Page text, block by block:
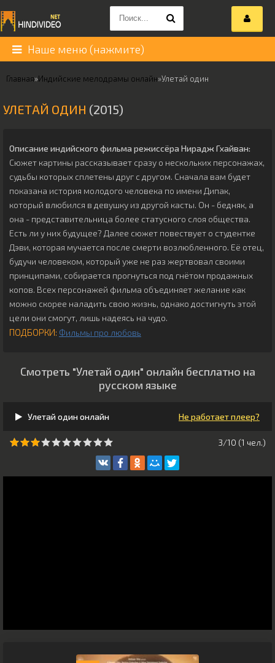
Наше меню (нажмите)
Главная»Индийские мелодрамы онлайн»Улетай один
УЛЕТАЙ ОДИН (2015)
Описание индийского фильма режиссёра Нирадж Гхайван:
Сюжет картины рассказывает сразу о нескольких персонажах,
судьбы которых сплетены друг с другом. Сначала вам будет
показана история молодого человека по имени Дипак,
который влюбился в девушку из другой касты. Он - бедняк, а
она - представительница более статусного слоя общества.
Есть ли у них будущее? Далее сюжет повествует о студентке
Дэви, которая мучается после смерти возлюбленного. Её отец,
будучи человеком, который уже не раз жертвовал своими
принципами, собирается прогнуться под гнётом продажных
копов. Всех персонажей фильма объединяет желание как
можно скорее наладить свою жизнь, однако достигнуть этой
цели они смогут, лишь надеясь на чудо.
ПОДБОРКИ: Фильмы про любовь
Смотреть "Улетай один" онлайн бесплатно на
русском языке
Улетай один онлайн Не работает плеер?
3/10 (1 чeл.)